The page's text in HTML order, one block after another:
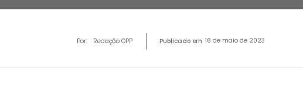
Por: Redação OPP Publicado em 16 de maio de 2023